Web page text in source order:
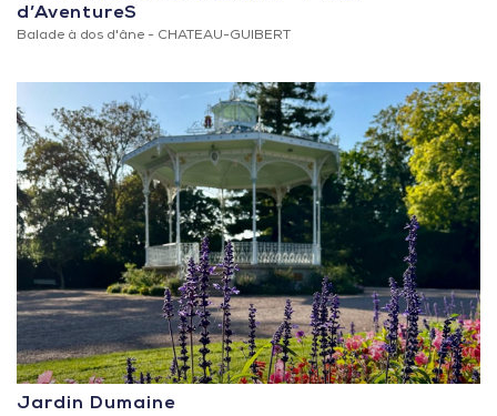
d’AventureS
Balade à dos d'âne - CHATEAU-GUIBERT
Jardin Dumaine